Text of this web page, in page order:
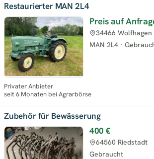
Restaurierter MAN 2L4
Preis auf
MAN 2L4 ·
34466 Wolfhagen
Privater Anbieter
seit 6 Monaten bei Agrarbörse
Zubehör für Bewässerung
400 €
Gebraucht
64560 Riedstadt